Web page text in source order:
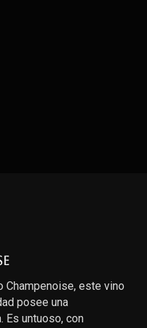
Champenoise, este vino
posee una
Es untuoso, con